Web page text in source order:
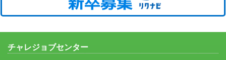
チャレジョブセンター